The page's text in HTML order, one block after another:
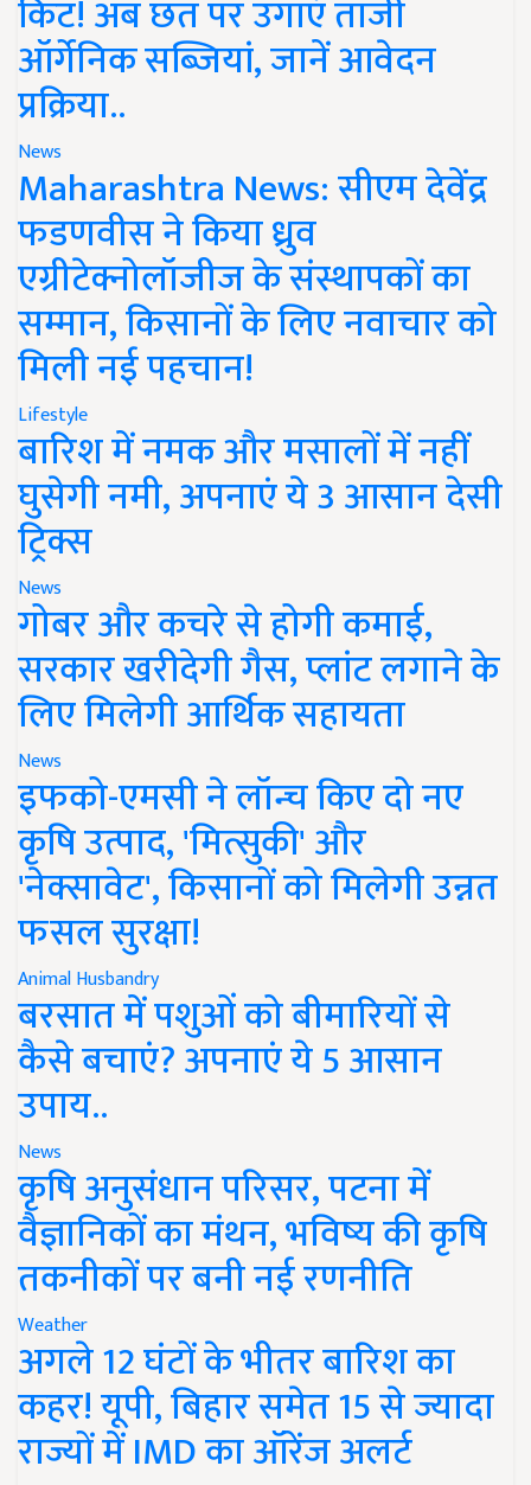
किट! अब छत पर उगाएं ताजी
ऑर्गेनिक सब्जियां, जानें आवेदन
प्रक्रिया..
News
Maharashtra News: सीएम देवेंद्र
फडणवीस ने किया ध्रुव
एग्रीटेक्नोलॉजीज के संस्थापकों का
सम्मान, किसानों के लिए नवाचार को
मिली नई पहचान!
Lifestyle
बारिश में नमक और मसालों में नहीं
घुसेगी नमी, अपनाएं ये 3 आसान देसी
ट्रिक्स
News
गोबर और कचरे से होगी कमाई,
सरकार खरीदेगी गैस, प्लांट लगाने के
लिए मिलेगी आर्थिक सहायता
News
इफको-एमसी ने लॉन्च किए दो नए
कृषि उत्पाद, 'मित्सुकी' और
'नेक्सावेट', किसानों को मिलेगी उन्नत
फसल सुरक्षा!
Animal Husbandry
बरसात में पशुओं को बीमारियों से
कैसे बचाएं? अपनाएं ये 5 आसान
उपाय..
News
कृषि अनुसंधान परिसर, पटना में
वैज्ञानिकों का मंथन, भविष्य की कृषि
तकनीकों पर बनी नई रणनीति
Weather
अगले 12 घंटों के भीतर बारिश का
कहर! यूपी, बिहार समेत 15 से ज्यादा
राज्यों में IMD का ऑरेंज अलर्ट